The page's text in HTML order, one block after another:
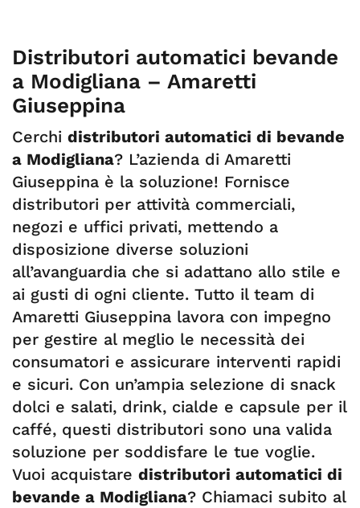
Distributori automatici bevande
a Modigliana – Amaretti
Giuseppina
Cerchi distributori automatici di bevande
a Modigliana? L’azienda di Amaretti
Giuseppina è la soluzione! Fornisce
distributori per attività commerciali,
negozi e uffici privati, mettendo a
disposizione diverse soluzioni
all’avanguardia che si adattano allo stile e
ai gusti di ogni cliente. Tutto il team di
Amaretti Giuseppina lavora con impegno
per gestire al meglio le necessità dei
consumatori e assicurare interventi rapidi
e sicuri. Con un’ampia selezione di snack
dolci e salati, drink, cialde e capsule per il
caffé, questi distributori sono una valida
soluzione per soddisfare le tue voglie.
Vuoi acquistare distributori automatici di
bevande a Modigliana? Chiamaci subito al